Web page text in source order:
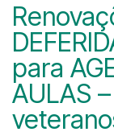
para
AULAS